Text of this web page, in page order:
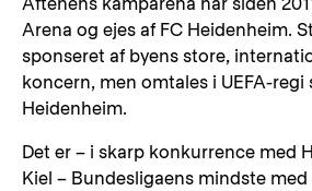
Arena og ejes af FC Heidenheim.
sponseret af byens store,
koncern, men omtales i UEFA-regi
Heidenheim.
Det er – i skarp konkurrence med
Kiel – Bundesligaens mindste